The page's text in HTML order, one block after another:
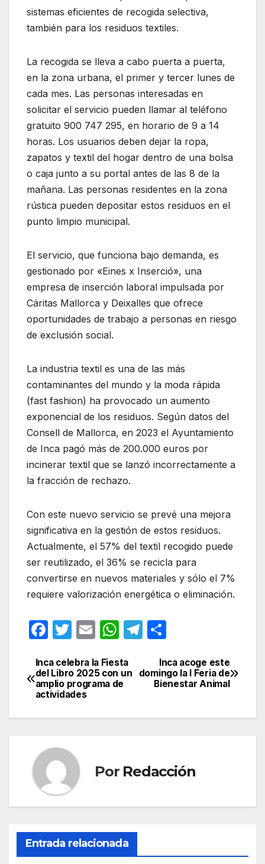
sistemas eficientes de recogida selectiva,
también para los residuos textiles.
La recogida se lleva a cabo puerta a puerta,
en la zona urbana, el primer y tercer lunes de
cada mes. Las personas interesadas en
solicitar el servicio pueden llamar al teléfono
gratuito 900 747 295, en horario de 9 a 14
horas. Los usuarios deben dejar la ropa,
zapatos y textil del hogar dentro de una bolsa
o caja junto a su portal antes de las 8 de la
mañana. Las personas residentes en la zona
rústica pueden depositar estos residuos en el
punto limpio municipal.
El servicio, que funciona bajo demanda, es
gestionado por «Eines x Inserció», una
empresa de inserción laboral impulsada por
Cáritas Mallorca y Deixalles que ofrece
oportunidades de trabajo a personas en riesgo
de exclusión social.
La industria textil es una de las más
contaminantes del mundo y la moda rápida
(fast fashion) ha provocado un aumento
exponencial de los residuos. Según datos del
Consell de Mallorca, en 2023 el Ayuntamiento
de Inca pagó más de 200.000 euros por
incinerar textil que se lanzó incorrectamente a
la fracción de rechazo.
Con este nuevo servicio se prevé una mejora
significativa en la gestión de estos residuos.
Actualmente, el 57% del textil recogido puede
ser reutilizado, el 36% se recicla para
convertirse en nuevos materiales y sólo el 7%
requiere valorización energética o eliminación.
F
c
e
b
o
o
k
T
itt
er
E
ail
W
at
s
p
T
e
gr
m
m
p
tir
Navegación
de
entradas
Inca acoge este
domingo la I Feria de
Bienestar Animal
Inca celebra la Fiesta
del Libro 2025 con un
amplio programa de
actividades
Por Redacción
Entrada relacionada